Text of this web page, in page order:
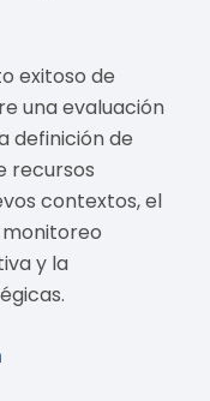
exitoso de
una evaluación
definición de
recursos
contextos, el
y la